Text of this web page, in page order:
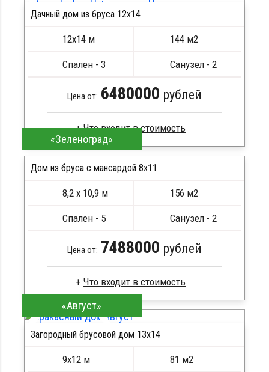
Кровля металлочерепица
Сборка на березовые нагеля, джут
Металлические сваи 108 диаметр
ПОДРОБНЕЕ
Дачный дом из бруса 12х14
12х14 м 144 м2
Спален - 3 Санузел - 2
Цена от: 6480000 рублей
Брус естественной влажности
Стропила, балки 50х200 мм
Метизы, саморезы, гвозди
Сборка на березовые нагеля, джут
ПОДРОБНЕЕ
«Зеленоград»
Дом из бруса с мансардой 8х11
8,2 х 10,9 м 156 м2
Спален - 5 Санузел - 2
Цена от: 7488000 рублей
Брус камерной сушки
Стропила, балки 50х200 мм
Кровля металлочерепица
Сборка на березовые нагеля, джут
ПОДРОБНЕЕ
«Август»
Загородный брусовой дом 13х14
9х12 м 81 м2